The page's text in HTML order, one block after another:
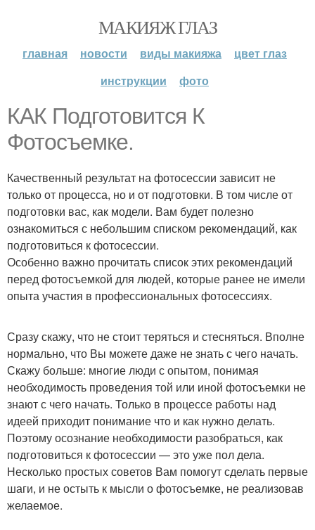
МАКИЯЖ ГЛАЗ
главная новости виды макияжа
цвет глаз
инструкции
фото
КАК Подготовится К
Фотосъемке.
Качественный результат на фотосессии зависит не
только от процесса, но и от подготовки. В том числе от
подготовки вас, как модели. Вам будет полезно
ознакомиться с небольшим списком рекомендаций, как
подготовиться к фотосессии.
Особенно важно прочитать список этих рекомендаций
перед фотосъемкой для людей, которые ранее не имели
опыта участия в профессиональных фотосессиях.
Сразу скажу, что не стоит теряться и стесняться. Вполне
нормально, что Вы можете даже не знать с чего начать.
Скажу больше: многие люди с опытом, понимая
необходимость проведения той или иной фотосъемки не
знают с чего начать. Только в процессе работы над
идеей приходит понимание что и как нужно делать.
Поэтому осознание необходимости разобраться, как
подготовиться к фотосессии — это уже пол дела.
Несколько простых советов Вам помогут сделать первые
шаги, и не остыть к мысли о фотосъемке, не реализовав
желаемое.